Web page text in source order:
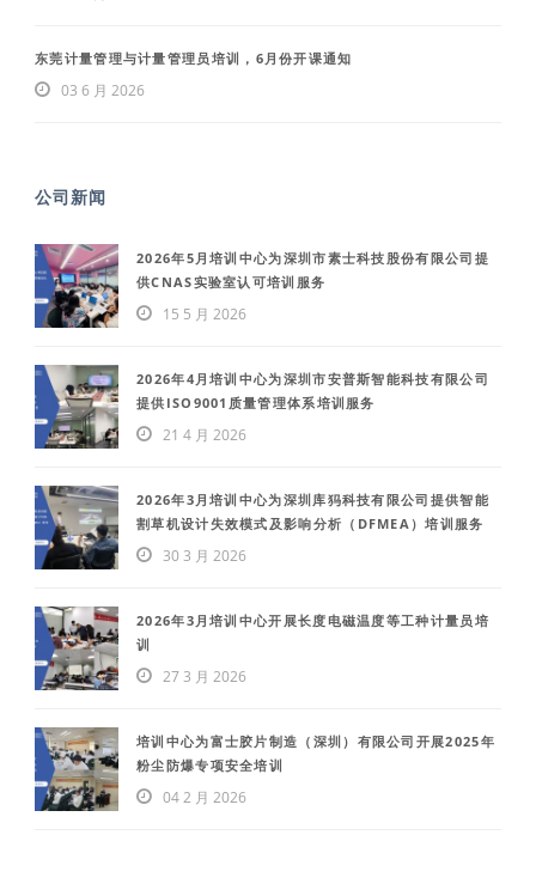
东莞计量管理与计量管理员培训，6月份开课通知
03 6 月 2026
公司新闻
2026年5月培训中心为深圳市素士科技股份有限公司提
供CNAS实验室认可培训服务
15 5 月 2026
2026年4月培训中心为深圳市安普斯智能科技有限公司
提供ISO9001质量管理体系培训服务
21 4 月 2026
2026年3月培训中心为深圳库犸科技有限公司提供智能
割草机设计失效模式及影响分析（DFMEA）培训服务
30 3 月 2026
2026年3月培训中心开展长度电磁温度等工种计量员培
训
27 3 月 2026
培训中心为富士胶片制造（深圳）有限公司开展2025年
粉尘防爆专项安全培训
04 2 月 2026